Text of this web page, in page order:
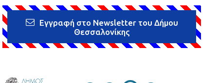
Εγγραφή στο Newsletter του Δήμου
Θεσσαλονίκης